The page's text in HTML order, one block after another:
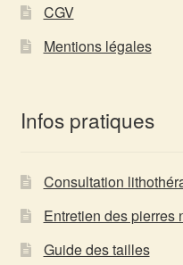
CGV
Mentions légales
Infos pratiques
Consultation
Entretien des pierres
Guide des tailles